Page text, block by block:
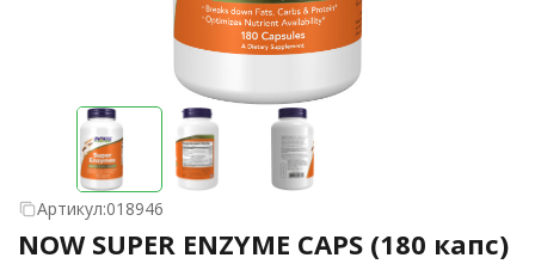
Артикул:018946
NOW SUPER ENZYME CAPS (180 капс)